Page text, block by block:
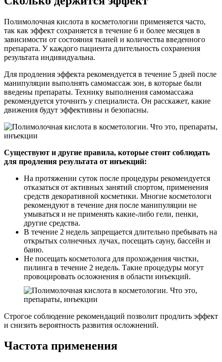
Полимолочная кислота в косметологии применяется часто,
так как эффект сохраняется в течение 6 и более месяцев в
зависимости от состояния тканей и количества введенного
препарата. У каждого пациента длительность сохранения
результата индивидуальна.
Для продления эффекта рекомендуется в течение 5 дней после
манипуляции выполнять самомассаж зон, в которые были
введены препараты. Технику выполнения самомассажа
рекомендуется уточнить у специалиста. Он расскажет, какие
движения будут эффективны и безопасны.
Существуют и другие правила, которые стоит соблюдать
для продления результата от инъекций:
На протяжении суток после процедуры рекомендуется
отказаться от активных занятий спортом, применения
средств декоративной косметики. Многие косметологи
рекомендуют в течение дня после манипуляции не
умываться и не применять какие-либо гели, пенки,
другие средства.
В течение 2 недель запрещается длительно пребывать на
открытых солнечных лучах, посещать сауну, бассейн и
баню.
Не посещать косметолога для прохождения чистки,
пилинга в течение 2 недель. Такие процедуры могут
провоцировать осложнения в области инъекций.
Строгое соблюдение рекомендаций позволит продлить эффект
и снизить вероятность развития осложнений.
Частота применения